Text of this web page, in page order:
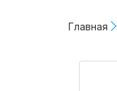
Главная